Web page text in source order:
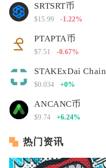
SRTSRT币
$15.99 -1.22%
PTAPTA币
$7.51 -0.67%
STAKExDai Chain
$0.034 +0%
ANCANC币
$9.74 +6.24%
热门资讯